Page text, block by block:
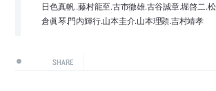
日色真帆 .藤村龍至.古市徹雄.古谷誠章.堀啓二.
倉眞琴.門内輝行.山本圭介.山本理顕.吉村靖孝
SHARE